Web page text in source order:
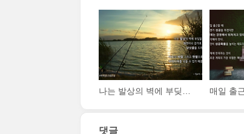
나는 발상의 벽에 부딪칠 때면, 해변이나 강가로 나가 낚싯줄을 드리운다. 파도와 바람 그리고 햇볕으로부터 아이디어를 낚을 수 있기 때문이다.
댓글